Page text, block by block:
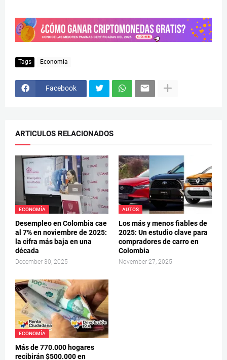
Tags Economía
Facebook
ARTICULOS RELACIONADOS
ECONOMÍA
Desempleo en Colombia cae
al 7% en noviembre de 2025:
la cifra más baja en una
década
December 30, 2025
AUTOS
Los más y menos fiables de
2025: Un estudio clave para
compradores de carro en
Colombia
November 27, 2025
ECONOMÍA
Más de 770.000 hogares
recibirán $500.000 en